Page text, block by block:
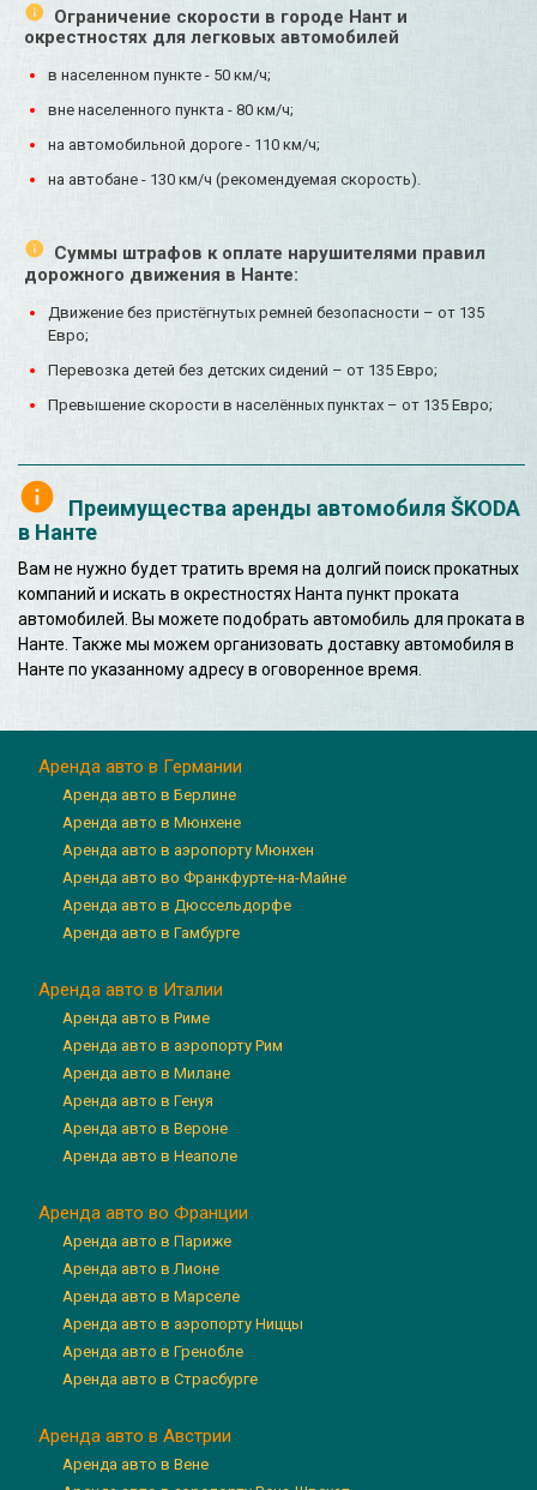
Ограничение скорости в городе Нант и
окрестностях для легковых автомобилей
в населенном пункте - 50 км/ч;
вне населенного пункта - 80 км/ч;
на автомобильной дороге - 110 км/ч;
на автобане - 130 км/ч (рекомендуемая скорость).
Суммы штрафов к оплате нарушителями правил
дорожного движения в Нанте:
Движение без пристёгнутых ремней безопасности – от 135
Евро;
Перевозка детей без детских сидений – от 135 Евро;
Превышение скорости в населённых пунктах – от 135 Евро;
Преимущества аренды автомобиля ŠKODA
в Нанте
Вам не нужно будет тратить время на долгий поиск прокатных
компаний и искать в окрестностях Нанта пункт проката
автомобилей. Вы можете подобрать автомобиль для проката в
Нанте. Также мы можем организовать доставку автомобиля в
Нанте по указанному адресу в оговоренное время.
Аренда авто в Германии
Аренда авто в Берлине
Аренда авто в Мюнхене
Аренда авто в аэропорту Мюнхен
Аренда авто во Франкфурте-на-Майне
Аренда авто в Дюссельдорфе
Аренда авто в Гамбурге
Аренда авто в Италии
Аренда авто в Риме
Аренда авто в аэропорту Рим
Аренда авто в Милане
Аренда авто в Генуя
Аренда авто в Вероне
Аренда авто в Неаполе
Аренда авто во Франции
Аренда авто в Париже
Аренда авто в Лионе
Аренда авто в Марселе
Аренда авто в аэропорту Ниццы
Аренда авто в Гренобле
Аренда авто в Страсбурге
Аренда авто в Австрии
Аренда авто в Вене